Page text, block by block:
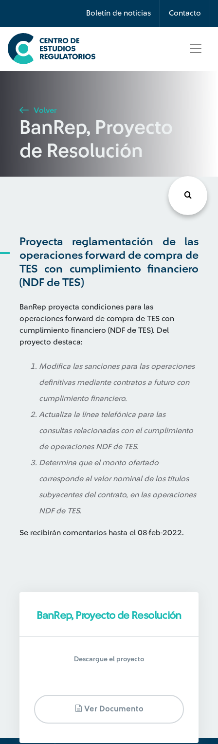
Boletín de noticias Contacto
Búsqueda
Seleccione país
Buscar
Volver
BanRep, Proyecto
de Resolución
Proyecta reglamentación de las
operaciones forward de compra de
TES con cumplimiento financiero
(NDF de TES)
BanRep proyecta condiciones para las
operaciones forward de compra de TES con
cumplimiento financiero (NDF de TES). Del
proyecto destaca:
Modifica las sanciones para las operaciones
definitivas mediante contratos a futuro con
cumplimiento financiero.
Actualiza la línea telefónica para las
consultas relacionadas con el cumplimiento
de operaciones NDF de TES.
Determina que el monto ofertado
corresponde al valor nominal de los títulos
subyacentes del contrato, en las operaciones
NDF de TES.
Se recibirán comentarios hasta el 08-feb-2022.
BanRep, Proyecto de Resolución
Descargue el proyecto
Ver Documento